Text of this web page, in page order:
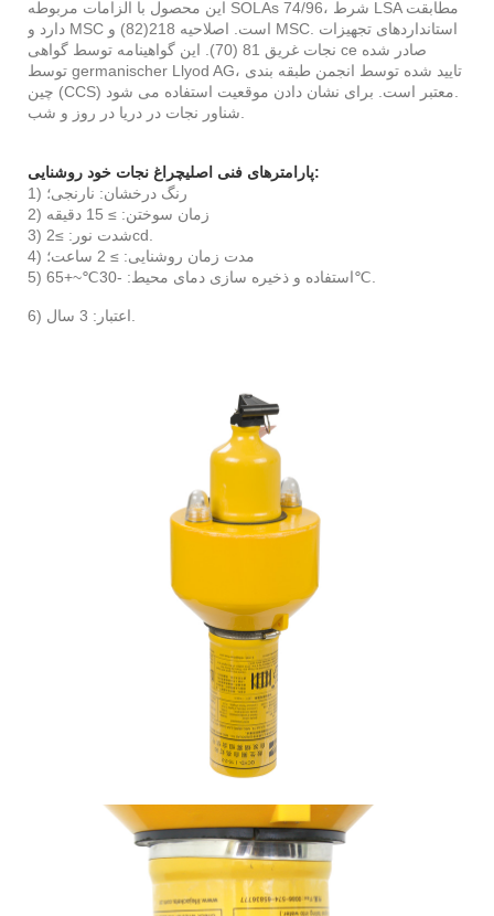
این محصول با الزامات مربوطه SOLAs 74/96، شرط LSA مطابقت
دارد و MSC است. اصلاحیه 218(82) و MSC. استانداردهای تجهیزات
نجات غریق 81 (70). این گواهینامه توسط گواهی ce صادر شده
توسط germanischer Llyod AG، تایید شده توسط انجمن طبقه بندی
پارامترهای فنی اصلیچراغ نجات خود روشنایی
:
2) زمان سوختن: ≥ 15 دقیقه
3) شدت نور: ≥2cd.
5) استفاده و ذخیره سازی دمای محیط: -30℃~+65℃.